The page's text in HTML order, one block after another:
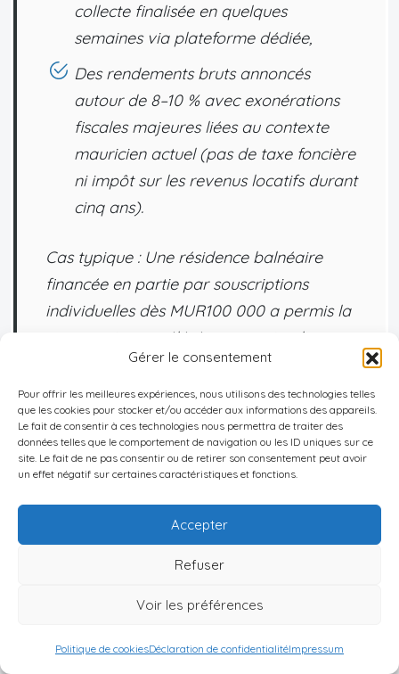
Gérer le consentement
Pour offrir les meilleures expériences, nous utilisons des technologies telles
que les cookies pour stocker et/ou accéder aux informations des appareils.
Le fait de consentir à ces technologies nous permettra de traiter des
données telles que le comportement de navigation ou les ID uniques sur ce
site. Le fait de ne pas consentir ou de retirer son consentement peut avoir
un effet négatif sur certaines caractéristiques et fonctions.
Accepter
Refuser
Voir les préférences
Politique de cookiesDéclaration de confidentialitéImpressum
collecte finalisée en quelques
semaines via plateforme dédiée,
Des rendements bruts annoncés
autour de 8–10 % avec exonérations
fiscales majeures liées au contexte
mauricien actuel (pas de taxe foncière
ni impôt sur les revenus locatifs durant
cinq ans).
Cas typique : Une résidence balnéaire
financée en partie par souscriptions
individuelles dès MUR100 000 a permis la
construction accélérée tout en impliquant
durablement sa future communauté
résidentielle.
L’investissement participatif dans
l’immobilier à l’Île Maurice ouvre l’accès à
auparavant réservés aux grands
plus diversifié de participer au marché. Ce